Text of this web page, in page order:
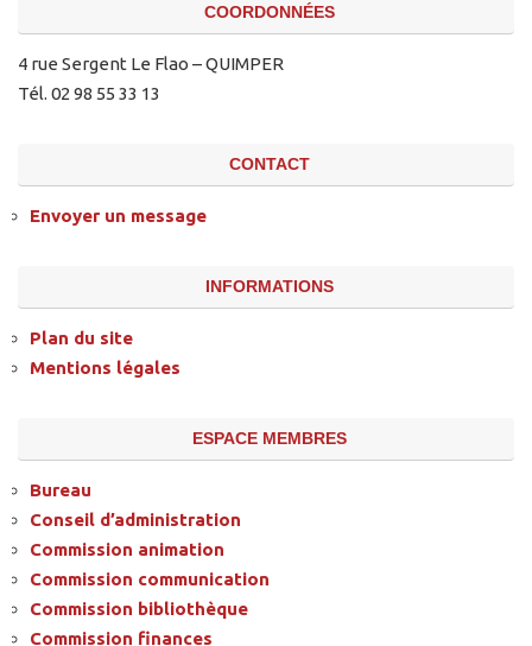
COORDONNÉES
4 rue Sergent Le Flao – QUIMPER
Tél. 02 98 55 33 13
CONTACT
Envoyer un message
INFORMATIONS
Plan du site
Mentions légales
ESPACE MEMBRES
Bureau
Conseil d’administration
Commission animation
Commission communication
Commission bibliothèque
Commission finances